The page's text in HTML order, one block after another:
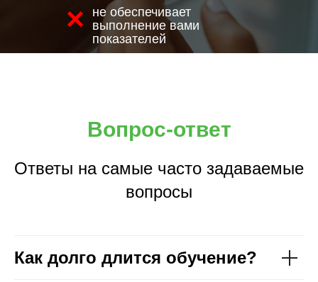
не обеспечивает
выполнение вами
показателей
Вопрос-ответ
Ответы на самые часто задаваемые
вопросы
Как долго длится обучение?